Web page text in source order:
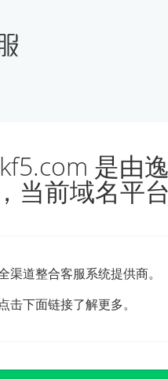
是由
当前域名平
道整合客服系统提供商。
下面链接了解更多。